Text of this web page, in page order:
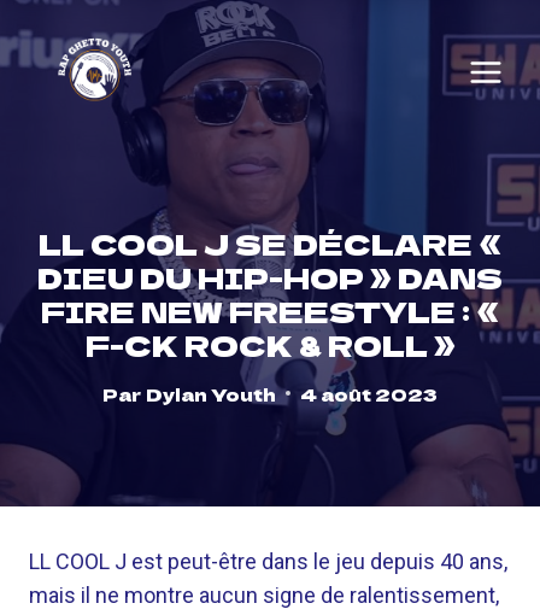
to
content
LL COOL J SE DÉCLARE «
DIEU DU HIP-HOP » DANS
FIRE NEW FREESTYLE : «
F-CK ROCK & ROLL »
Par Dylan Youth 4 août 2023
LL COOL J est peut-être dans le jeu depuis 40 ans,
mais il ne montre aucun signe de ralentissement,